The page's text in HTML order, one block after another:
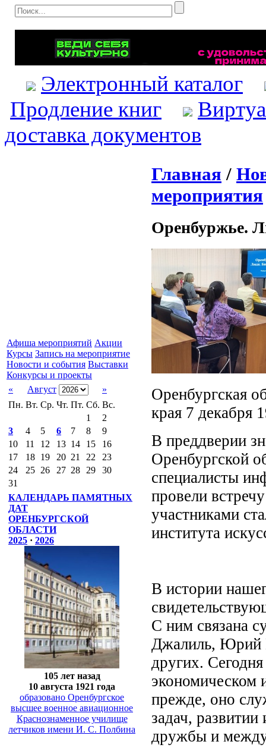
Электронный каталог
Продление книг
доставка документов
Афиша мероприятий Акции
Курсы Запись на мероприятие
Новости и события Выставки
Конкурсы и проекты
«
Август
»
Пн. Вт. Ср. Чт. Пт. Сб. Вс.
1
2
3
4 5 6 7 8
9
10
11 12 13 14 15
16
17
18 19 20 21 22
23
24
25 26 27 28 29
30
31
КАЛЕНДАРЬ ПАМЯТНЫХ
ДАТ
ОРЕНБУРГСКОЙ
ОБЛАСТИ
2025 · 2026
105 лет назад
10 августа 1921 года
образовано Оренбургское
высшее военное авиационное
Краснознаменное училище
летчиков имени И. С. Полбина
Главная /
мероприятия
Оренбуржье.
Оренбургская
края 7 декабря
В преддверии
Оренбургской
специалисты
провели
участниками
института
В истории
С ним связана
Джалиль, Юрий
других.
экономическом
прежде, оно
задач,
дружбы и